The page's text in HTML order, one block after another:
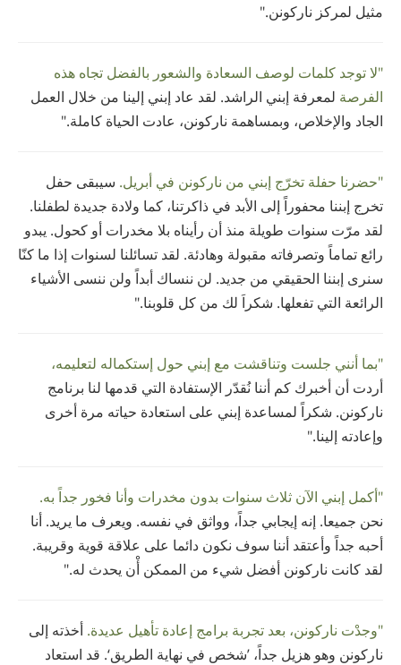
مثيل لمركز ناركونن."
"لا توجد كلمات لوصف السعادة والشعور بالفضل تجاه هذه
الفرصة لمعرفة إبني الراشد. لقد عاد إبني إلينا من خلال العمل
الجاد والإخلاص، وبمساهمة ناركونن، عادت الحياة كاملة."
"حضرنا حفلة تخرّج إبني من ناركونن في أبريل. سيبقى حفل
تخرج إبننا محفوراً إلى الأبد في ذاكرتنا، كما ولادة جديدة لطفلنا.
لقد مرّت سنوات طويلة منذ أن رأيناه بلا مخدرات أو كحول. يبدو
رائع تماماً وتصرفاته مقبولة وهادئة. لقد تسائلنا لسنوات إذا ما كنّا
سنرى إبننا الحقيقي من جديد. لن ننساك أبداً ولن ننسى الأشياء
الرائعة التي تفعلها. شكراَ لك من كل قلوبنا."
"بما أنني جلست وتناقشت مع إبني حول إستكماله لتعليمه،
أردت أن أخبرك كم أننا نُقدّر الإستفادة التي قدمها لنا برنامج
ناركونن. شكراً لمساعدة إبني على استعادة حياته مرة أخرى
وإعادته إلينا."
"أكمل إبني الآن ثلاث سنوات بدون مخدرات وأنا فخور جداً به.
نحن جميعا. إنه إيجابي جداً، وواثق في نفسه. ويعرف ما يريد. أنا
أحبه جداً وأعتقد أننا سوف نكون دائما على علاقة قوية وقريبة.
لقد كانت ناركونن أفضل شيء من الممكن أْن يحدث له."
"وجدْت ناركونن، بعد تجربة برامج إعادة تأهيل عديدة. أخذته إلى
ناركونن وهو هزيل جداً، ’شخص في نهاية الطريق‘. قد استعاد